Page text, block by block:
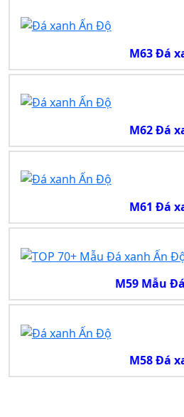
M63 Đá
M62 Đá
M61 Đá
M59 Mẫu
M58 Đá